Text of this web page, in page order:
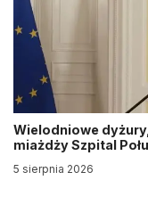
Wielodniowe
miażdży Szpital
5 sierpnia 2026